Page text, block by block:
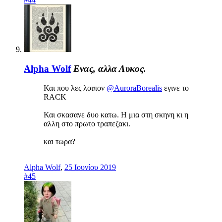
Alpha Wolf Ενας, αλλα Λυκος.
Και που λες λοιπον @AuroraBorealis εγινε το
RACK
Και σκασανε δυο κατω. Η μια στη σκηνη κι η
αλλη στο πρωτο τραπεζακι.
και τωρα?
Alpha Wolf, 25 Ιουνίου 2019
#45